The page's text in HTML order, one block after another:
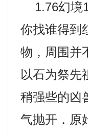
1.76幻境
你找谁得到
物，周围并
以石为祭先
稍强些的凶
气抛开．原